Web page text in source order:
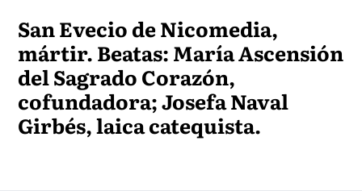
San Evecio de Nicomedia,
mártir. Beatas: María Ascensión
del Sagrado Corazón,
cofundadora; Josefa Naval
Girbés, laica catequista.